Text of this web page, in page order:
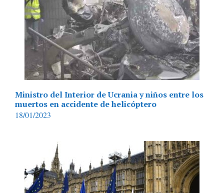
Ministro del Interior de Ucrania y niños entre los
muertos en accidente de helicóptero
18/01/2023